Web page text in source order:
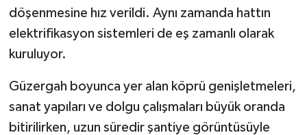
döşenmesine hız verildi. Aynı zamanda hattın
elektrifikasyon sistemleri de eş zamanlı olarak
kuruluyor.
Güzergah boyunca yer alan köprü genişletmeleri,
sanat yapıları ve dolgu çalışmaları büyük oranda
bitirilirken, uzun süredir şantiye görüntüsüyle